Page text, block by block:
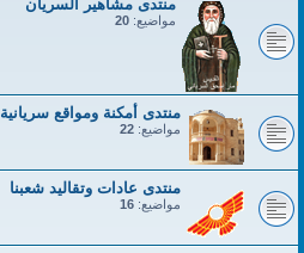
منتدى مشاهير السريان
مواضيع: 20
منتدى أمكنة ومواقع سريانية
مواضيع: 22
منتدى عادات وتقاليد شعبنا
مواضيع: 16